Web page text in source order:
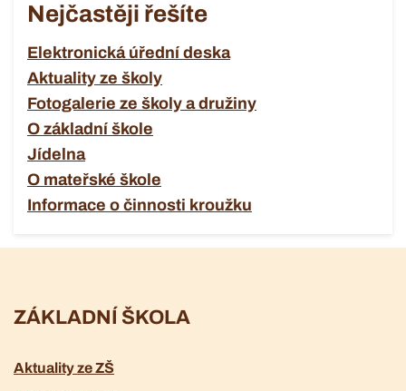
Nejčastěji řešíte
Elektronická úřední deska
Aktuality ze školy
Fotogalerie ze školy a družiny
O základní škole
Jídelna
O mateřské škole
Informace o činnosti kroužku
ZÁKLADNÍ ŠKOLA
Aktuality ze ZŠ